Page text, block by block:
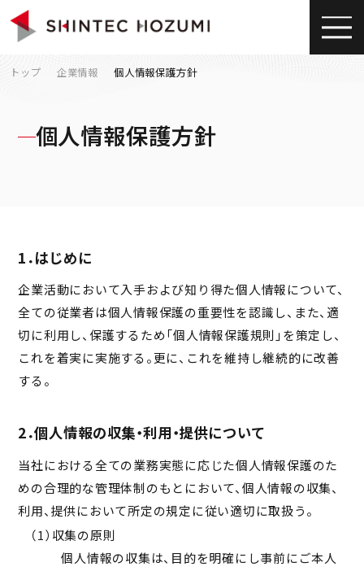
個人情報保護方針
トップ 企業情報 個人情報保護方針
1．はじめに
企業活動において入手および知り得た個人情報について、
全ての従業者は個人情報保護の重要性を認識し、また、適
切に利用し、保護するため「個人情報保護規則」を策定し、
これを着実に実施する。更に、これを維持し継続的に改善
する。
2．個人情報の収集・利用・提供について
当社における全ての業務実態に応じた個人情報保護のた
めの合理的な管理体制のもとにおいて、個人情報の収集、
利用、提供において所定の規定に従い適切に取扱う。
（1）収集の原則
個人情報の収集は、目的を明確にし事前にご本人